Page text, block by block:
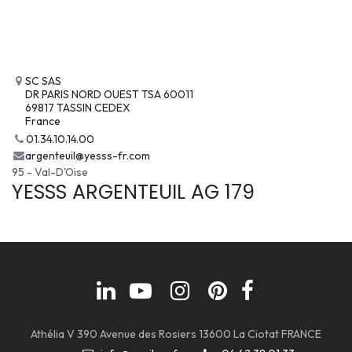
SC SAS
DR PARIS NORD OUEST TSA 60011
69817 TASSIN CEDEX
France
01.34.10.14.00
argenteuil@yesss-fr.com
95 - Val-D'Oise
YESSS ARGENTEUIL AG 179
Athélia V 390 Avenue des Rosiers 13600 La Ciotat FRANCE